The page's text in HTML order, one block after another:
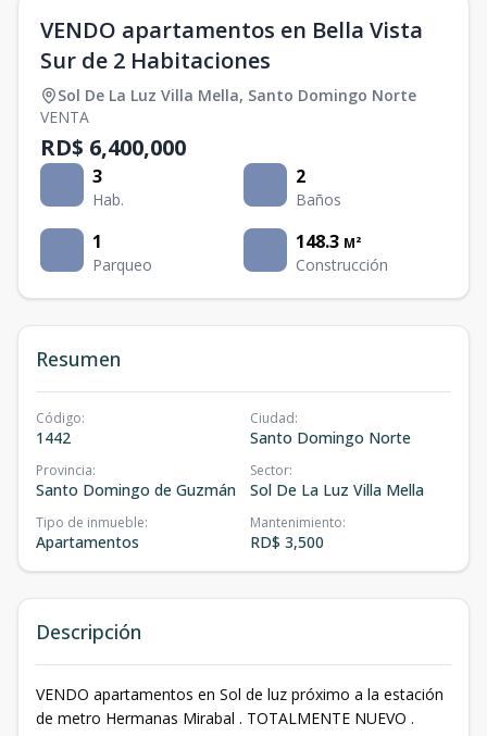
VENDO apartamentos en Bella Vista
Sur de 2 Habitaciones
Sol De La Luz Villa Mella, Santo Domingo Norte
VENTA
RD$ 6,400,000
3
Hab.
2
Baños
1
Parqueo
148.3 M²
Construcción
Resumen
Código:
1442
Ciudad:
Santo Domingo Norte
Provincia:
Santo Domingo de Guzmán
Sector:
Sol De La Luz Villa Mella
Tipo de inmueble:
Apartamentos
Mantenimiento:
RD$ 3,500
Descripción
VENDO apartamentos en Sol de luz próximo a la estación
de metro Hermanas Mirabal . TOTALMENTE NUEVO .